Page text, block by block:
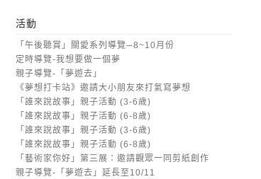
崔廣宇 | 《城市按摩：美麗的髒泡泡》
活動
「午後聽賞」關愛系列導覽─8~10月份
定時導覽-我想要做一個夢
親子導覽-「夢遊去」
《夢想打卡站》邀請大小朋友來打氣寫夢想
「誰來說故事」親子活動 (3-6歲)
「誰來說故事」親子活動 (6-8歲)
「誰來說故事」親子活動 (3-6歲)
「誰來說故事」親子活動 (6-8歲)
「藝術家你好」第三展：邀請觀眾一同剪紙創作
親子導覽-「夢遊去」延長至10/11